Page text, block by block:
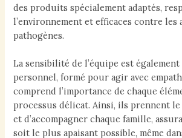
des produits spécialement adaptés,
l’environnement et efficaces contre les
pathogènes.
La sensibilité de l’équipe est
personnel, formé pour agir avec
comprend l’importance de chaque
processus délicat. Ainsi, ils prennent le
et d’accompagner chaque famille,
soit le plus apaisant possible, même